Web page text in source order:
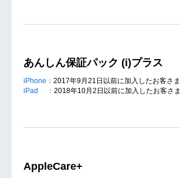
あんしん保証パック (i)プラス
iPhone： 2017年9月21日以前に加入したお客さま
iPad ： 2018年10月2日以前に加入したお客さま
AppleCare+